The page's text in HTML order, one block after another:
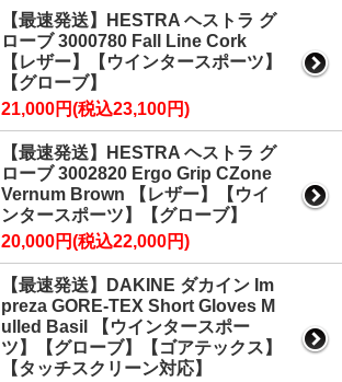
【最速発送】HESTRA ヘストラ グ
ローブ 3000780 Fall Line Cork
【レザー】【ウインタースポーツ】
【グローブ】
21,000円(税込23,100円)
【最速発送】HESTRA ヘストラ グ
ローブ 3002820 Ergo Grip CZone
Vernum Brown 【レザー】【ウイ
ンタースポーツ】【グローブ】
20,000円(税込22,000円)
【最速発送】DAKINE ダカイン Im
preza GORE-TEX Short Gloves M
ulled Basil 【ウインタースポー
ツ】【グローブ】【ゴアテックス】
【タッチスクリーン対応】